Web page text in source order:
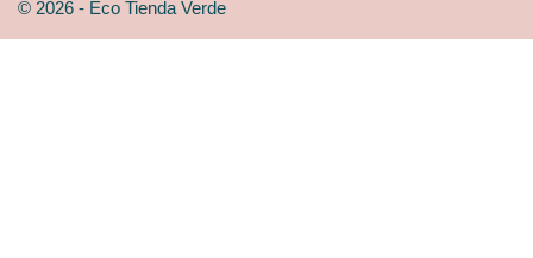
© 2026 - Eco Tienda Verde